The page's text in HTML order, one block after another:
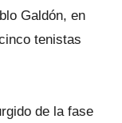
Galdón, en
tenistas
de la fase